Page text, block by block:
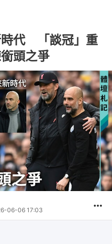
時代 「談冠」重
頭之爭
06-06 17:03